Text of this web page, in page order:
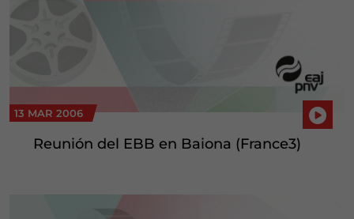
13 MAR 2006
Reunión del EBB en Baiona (France3)